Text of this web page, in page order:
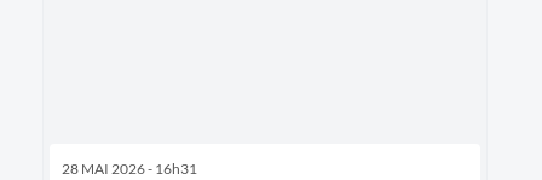
28 MAI 2026 - 16h31